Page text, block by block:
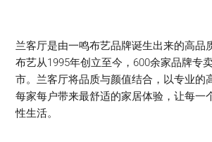
兰客厅是由一鸣布艺品牌诞生出来的高品
布艺从1995年创立至今，600余家品牌专
市。兰客厅将品质与颜值结合，以专业的
每家每户带来最舒适的家居体验，让每一
性生活。